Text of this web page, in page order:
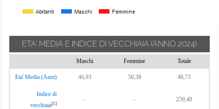
ETA' MEDIA E INDICE DI VECCHIAIA (ANNO 2024)
Maschi Femmine Totale
Eta' Media (Anni) 46,93 50,38 48,73
Indice di
vecchiaia[1]
- - 259,48